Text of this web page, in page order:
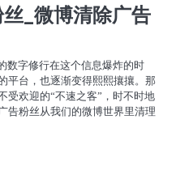
_微博清除广告
数字修行在这个信息爆炸的时
平台，也逐渐变得熙熙攘攘。那
受欢迎的“不速之客”，时不时地
告粉丝从我们的微博世界里清理